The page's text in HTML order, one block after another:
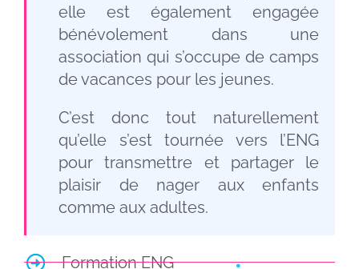
elle est également engagée
bénévolement dans une
association qui s’occupe de camps
de vacances pour les jeunes.
C’est donc tout naturellement
qu’elle s’est tournée vers l’ENG
pour transmettre et partager le
plaisir de nager aux enfants
comme aux adultes.
FormationENG